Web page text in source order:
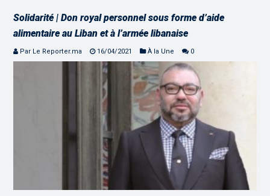
Solidarité | Don royal personnel sous forme d’aide
alimentaire au Liban et à l’armée libanaise
Par Le Reporter.ma 16/04/2021 À la Une 0